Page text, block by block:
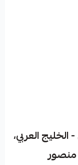
العربي،
منصور